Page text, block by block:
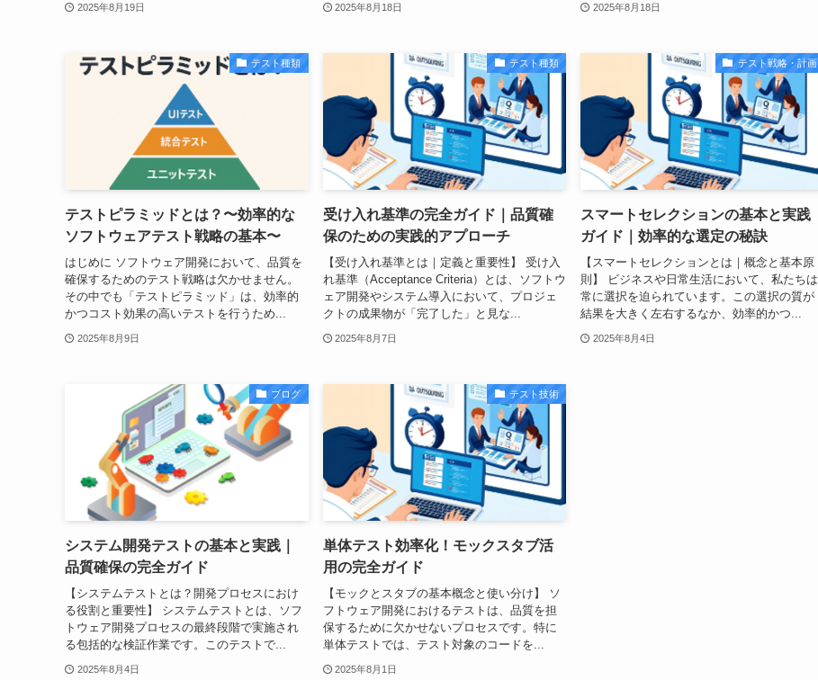
2025年8月19日 2025年8月18日 2025年8月18日
テスト種類
テストピラミッドとは？〜効率的な
ソフトウェアテスト戦略の基本〜
はじめに ソフトウェア開発において、品質を
確保するためのテスト戦略は欠かせません。
その中でも「テストピラミッド」は、効率的
かつコスト効果の高いテストを行うため...
2025年8月9日
テスト種類
受け入れ基準の完全ガイド｜品質確
保のための実践的アプローチ
【受け入れ基準とは｜定義と重要性】 受け入
れ基準（Acceptance Criteria）とは、ソフトウ
ェア開発やシステム導入において、プロジェ
クトの成果物が「完了した」と見な...
2025年8月7日
テスト戦略・計画
スマートセレクションの基本と実践
ガイド｜効率的な選定の秘訣
【スマートセレクションとは｜概念と基本原
則】 ビジネスや日常生活において、私たちは
常に選択を迫られています。この選択の質が
結果を大きく左右するなか、効率的かつ...
2025年8月4日
ブログ
システム開発テストの基本と実践｜
品質確保の完全ガイド
【システムテストとは？開発プロセスにおけ
る役割と重要性】 システムテストとは、ソフ
トウェア開発プロセスの最終段階で実施され
る包括的な検証作業です。このテストで...
2025年8月4日
テスト技術
単体テスト効率化！モックスタブ活
用の完全ガイド
【モックとスタブの基本概念と使い分け】 ソ
フトウェア開発におけるテストは、品質を担
保するために欠かせないプロセスです。特に
単体テストでは、テスト対象のコードを...
2025年8月1日